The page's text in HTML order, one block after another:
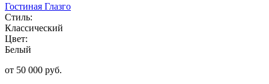
Гостиная Глазго
Стиль:
Классический
Цвет:
Белый
от 50 000 руб.